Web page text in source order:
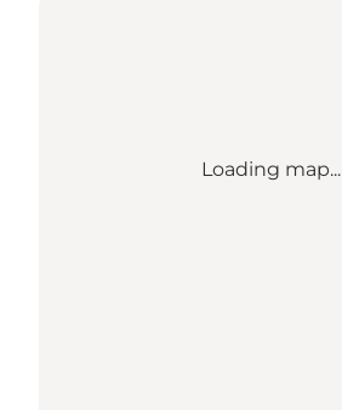
Loading map...